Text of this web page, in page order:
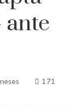
ante
171